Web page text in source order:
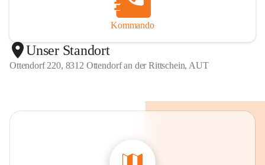
Kommando
Unser Standort
Ottendorf 220, 8312 Ottendorf an der Rittschein, AUT